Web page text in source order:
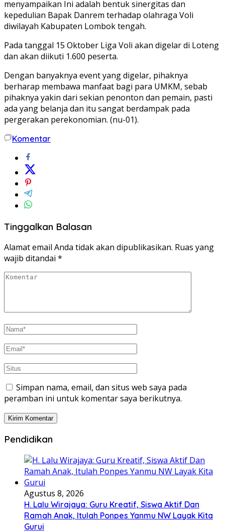
menyampaikan Ini adalah bentuk sinergitas dan
kepedulian Bapak Danrem terhadap olahraga Voli
diwilayah Kabupaten Lombok tengah.
Pada tanggal 15 Oktober Liga Voli akan digelar di Loteng
dan akan diikuti 1.600 peserta.
Dengan banyaknya event yang digelar, pihaknya
berharap membawa manfaat bagi para UMKM, sebab
pihaknya yakin dari sekian penonton dan pemain, pasti
ada yang belanja dan itu sangat berdampak pada
pergerakan perekonomian. (nu-01).
Komentar
Tinggalkan Balasan
Alamat email Anda tidak akan dipublikasikan. Ruas yang
wajib ditandai *
Simpan nama, email, dan situs web saya pada
peramban ini untuk komentar saya berikutnya.
Pendidikan
Agustus 8, 2026
H. Lalu Wirajaya: Guru Kreatif, Siswa Aktif Dan
Ramah Anak, Itulah Ponpes Yanmu NW Layak Kita
Gurui